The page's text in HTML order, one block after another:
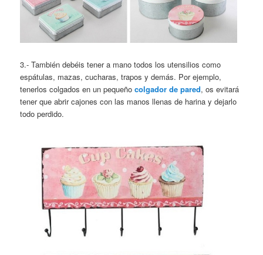
3.- También debéis tener a mano todos los utensilios como
espátulas, mazas, cucharas, trapos y demás. Por ejemplo,
tenerlos colgados en un pequeñocolgador de pared, os evitará
tener que abrir cajones con las manos llenas de harina y dejarlo
todo perdido.